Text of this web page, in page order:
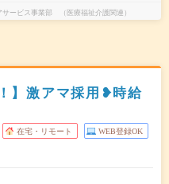
ービス事業部 （医療福祉介護関連）
】激アマ採用❥時給
在宅・リモート WEB登録OK